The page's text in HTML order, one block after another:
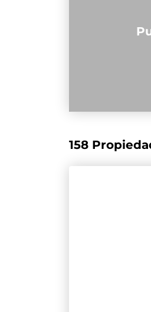
158